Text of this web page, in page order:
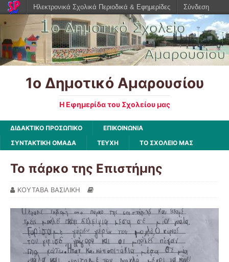
1ο Δημοτικό Αμαρουσίου
Η Εφημερίδα του Σχολείου μας
ΔΙΔΑΚΤΙΚΟ ΠΡΟΣΩΠΙΚΟ
ΕΠΙΚΟΙΝΩΝΙΑ
ΣΥΝΤΑΚΤΙΚΗ ΟΜΑΔΑ
ΤΕΥΧΗ ΤΟ ΣΧΟΛΕΙΟ ΜΑΣ
Το πάρκο της Επιστήμης
ΚΟΥΤΑΒΑ ΒΑΣΙΛΙΚΗ
Ηλεκτρονικά Σχολικά Περιοδικά & Εφημερίδες Σύνδεση